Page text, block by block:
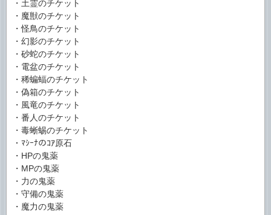
・土霊のチケット
・魔獣のチケット
・怪鳥のチケット
・幻影のチケット
・砂蛇のチケット
・電盆のチケット
・稀蝙蝠のチケット
・偽箱のチケット
・風竜のチケット
・番人のチケット
・毒蜥蜴のチケット
・ﾏｼｰﾅのｺｱ原石
・HPの鬼薬
・MPの鬼薬
・力の鬼薬
・守備の鬼薬
・魔力の鬼薬